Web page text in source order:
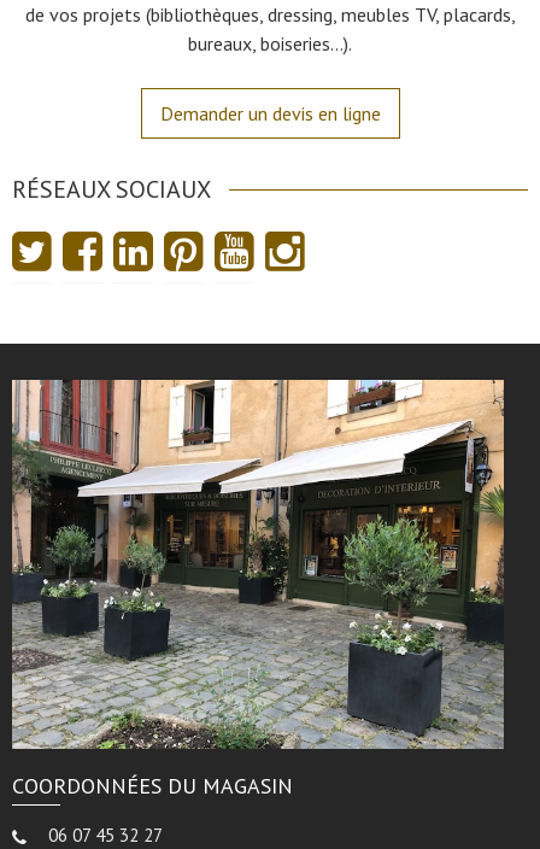
de vos projets (bibliothèques, dressing, meubles TV, placards,
bureaux, boiseries…).
Demander un devis en ligne
RÉSEAUX SOCIAUX
COORDONNÉES DU MAGASIN
06 07 45 32 27